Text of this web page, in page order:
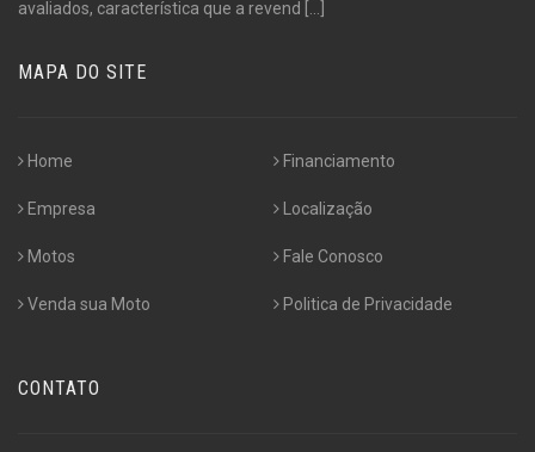
avaliados, característica que a revend [...]
MAPA DO SITE
Home
Empresa
Motos
Venda sua Moto
Financiamento
Localização
Fale Conosco
Politica de Privacidade
CONTATO